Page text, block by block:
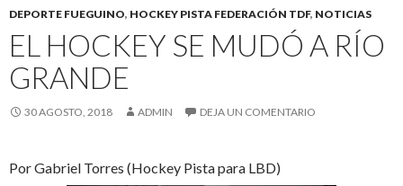
DEPORTE FUEGUINO, HOCKEY PISTA FEDERACIÓN TDF, NOTICIAS
EL HOCKEY SE MUDÓ A RÍO
GRANDE
30 AGOSTO, 2018 ADMIN DEJA UN COMENTARIO
Por Gabriel Torres (Hockey Pista para LBD)